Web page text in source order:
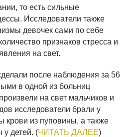
то есть сильные
Исследователи также
девочек сами по себе
признаков стресса и
на свет.
после наблюдения за 56
в одной из больниц
на свет мальчиков и
исследователи брали у
из пуповины, а также
у детей. (ЧИТАТЬ ДАЛЕЕ)